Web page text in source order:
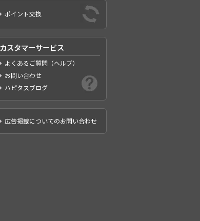
ポイント交換
カスタマーサービス
よくあるご質問（ヘルプ）
お問い合わせ
ハピタスブログ
広告掲載についてのお問い合わせ